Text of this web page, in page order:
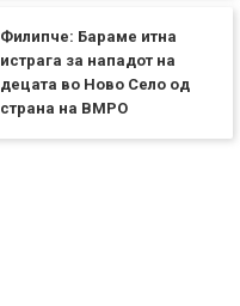
Филипче: Бараме итна
истрага за нападот на
децата во Ново Село од
страна на ВМРО